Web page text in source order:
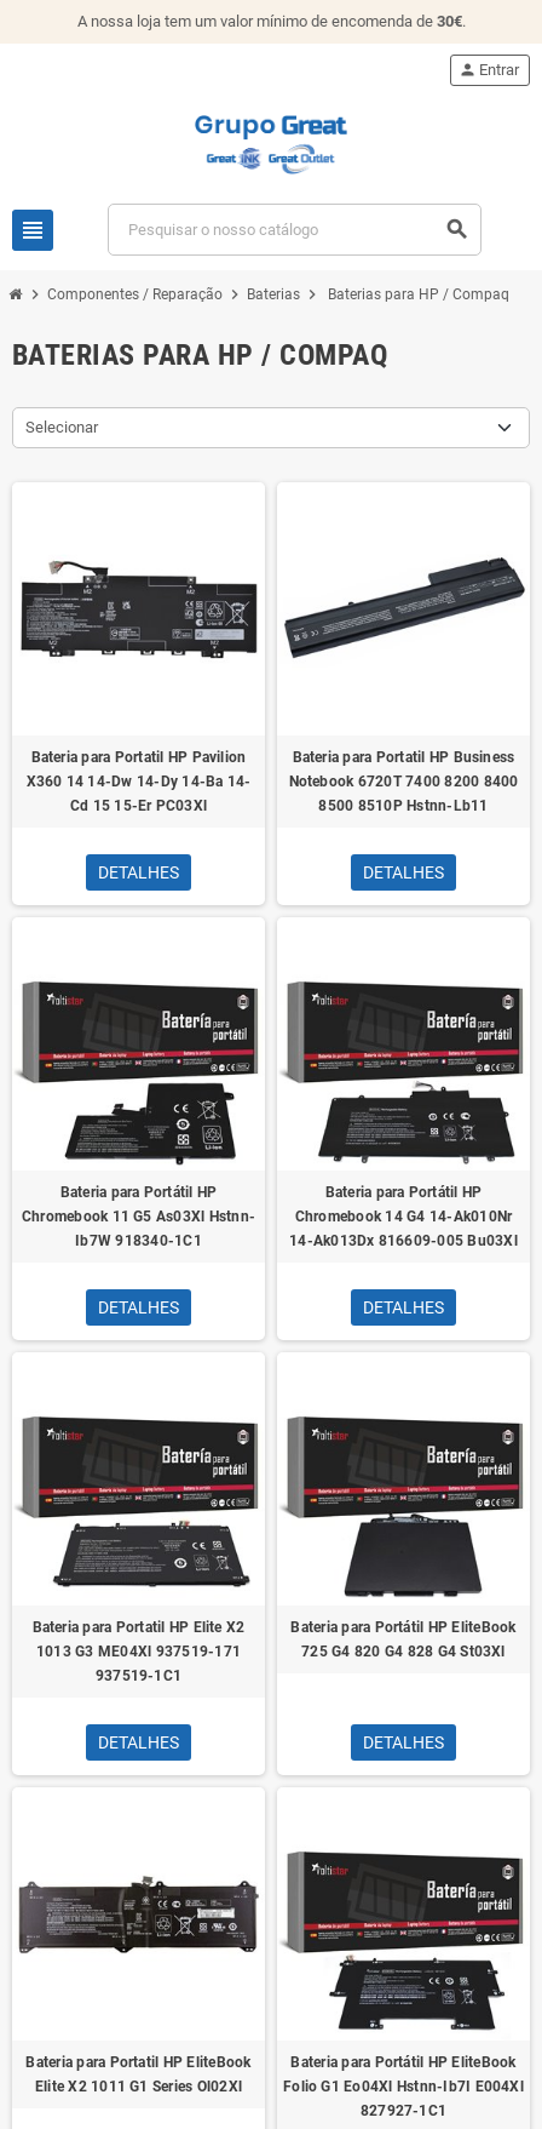
A nossa loja tem um valor mínimo de encomenda de 30€.
view_headline search
person Entrar
chevron_right Componentes / Reparação chevron_right Baterias chevron_right Baterias para HP / Compaq
BATERIAS PARA HP / COMPAQ
Selecionar
Bateria para Portatil HP Pavilion
X360 14 14-Dw 14-Dy 14-Ba 14-
Cd 15 15-Er PC03Xl
DETALHES
Bateria para Portatil HP Business
Notebook 6720T 7400 8200 8400
8500 8510P Hstnn-Lb11
DETALHES
Bateria para Portátil HP
Chromebook 11 G5 As03Xl Hstnn-
Ib7W 918340-1C1
DETALHES
Bateria para Portátil HP
Chromebook 14 G4 14-Ak010Nr
14-Ak013Dx 816609-005 Bu03Xl
DETALHES
Bateria para Portatil HP Elite X2
1013 G3 ME04Xl 937519-171
937519-1C1
DETALHES
Bateria para Portátil HP EliteBook
725 G4 820 G4 828 G4 St03Xl
DETALHES
Bateria para Portatil HP EliteBook
Elite X2 1011 G1 Series Ol02Xl
Bateria para Portátil HP EliteBook
Folio G1 Eo04Xl Hstnn-Ib7I E004Xl
827927-1C1